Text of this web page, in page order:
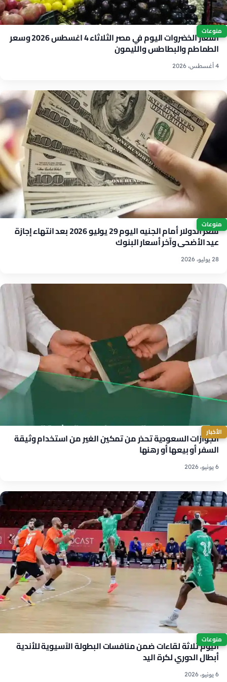
منوعات أسعار الخضروات اليوم في مصر الثلاثاء 4 اغسطس 2026 وسعر
الطماطم والبطاطس والليمون
4 أغسطس، 2026
منوعات سعر الدولار أمام الجنيه اليوم 29 يوليو 2026 بعد انتهاء إجازة
عيد الأضحى وآخر أسعار البنوك
28 يوليو، 2026
الأخبار
الجوازات السعودية تحذر من تمكين الغير من استخدام وثيقة
السفر أو بيعها أو رهنها
6 يونيو، 2026
منوعات
اليوم ثلاثة لقاءات ضمن منافسات البطولة الآسيوية للأندية
أبطال الدوري لكرة اليد
6 يونيو، 2026